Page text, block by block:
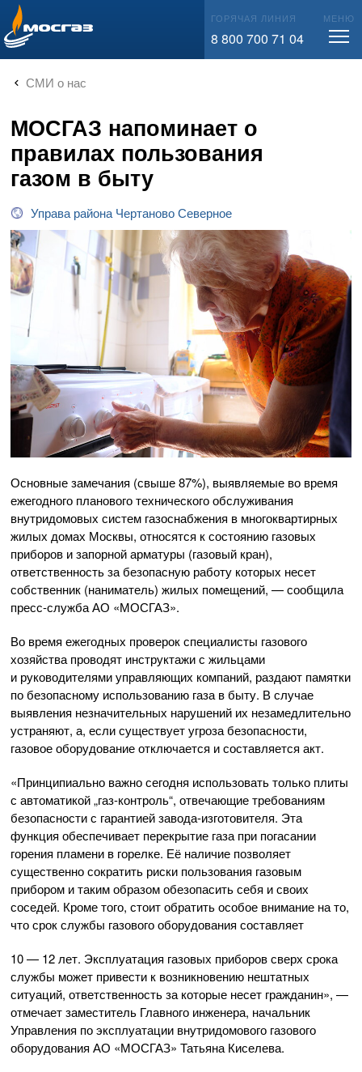
info@mos-gaz.ru ГОРЯЧАЯ ЛИНИЯ
8 800 700 71 04
МЕНЮ
СМИ о нас
МОСГАЗ напоминает о
правилах пользования
газом в быту
Управа района Чертаново Северное
Основные замечания (свыше 87%), выявляемые во время
ежегодного планового технического обслуживания
внутридомовых систем газоснабжения в многоквартирных
жилых домах Москвы, относятся к состоянию газовых
приборов и запорной арматуры (газовый кран),
ответственность за безопасную работу которых несет
собственник (наниматель) жилых помещений, — сообщила
пресс-службаАО «МОСГАЗ».
Во время ежегодных проверок специалисты газового
хозяйства проводят инструктажи с жильцами
и руководителями управляющих компаний, раздают памятки
по безопасному использованию газа в быту. В случае
выявления незначительных нарушений их незамедлительно
устраняют, а, если существует угроза безопасности,
газовое оборудование отключается и составляется акт.
«Принципиально важно сегодня использовать только плиты
с автоматикой „газ-контроль“, отвечающие требованиям
безопасности с гарантиейзавода-изготовителя. Эта
функция обеспечивает перекрытие газа при погасании
горения пламени в горелке. Её наличие позволяет
существенно сократить риски пользования газовым
прибором и таким образом обезопасить себя и своих
соседей. Кроме того, стоит обратить особое внимание на то,
что срок службы газового оборудования составляет
10 — 12 лет. Эксплуатация газовых приборов сверх срока
службы может привести к возникновению нештатных
ситуаций, ответственность за которые несет гражданин», —
отмечает заместитель Главного инженера, начальник
Управления по эксплуатации внутридомового газового
оборудования АО «МОСГАЗ» Татьяна Киселева.